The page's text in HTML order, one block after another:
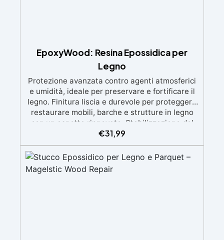
EpoxyWood: Resina Epossidica per
Legno
Protezione avanzata contro agenti atmosferici
e umidità, ideale per preservare e fortificare il
legno. Finitura liscia e durevole per proteggere
restaurare mobili, barche e strutture in legno
con un aspetto rinnovato. Stabilizzazione del
legno senza bolle d’aria, perfetta per riprisitini e
riparazioni durevoli nel tempo. Elevata
resistenza chimica e meccanica, facilmente
colorabile per progetti creativi e robusti. Adatta
a diverse superfici, incluse vetroresina e
€31,99